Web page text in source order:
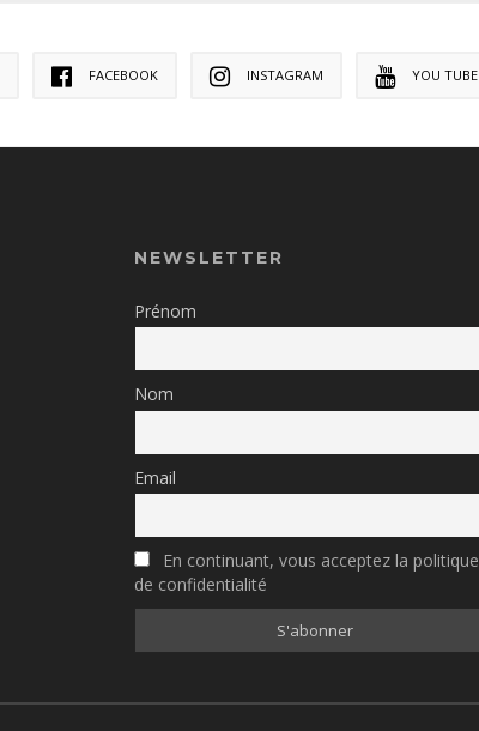
FACEBOOK INSTAGRAM YOU TUBE
NEWSLETTER
Prénom
Nom
Email
En continuant, vous acceptez la politique
de confidentialité